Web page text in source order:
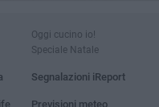
Oggi cucino io!
Speciale Natale
Segnalazioni iReport
Previsioni meteo